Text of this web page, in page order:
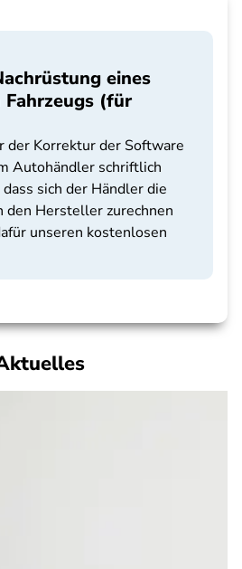
eines
(für
der Korrektur der Software
Autohändler schriftlich
sich der Händler die
den Hersteller zurechnen
unseren kostenlosen